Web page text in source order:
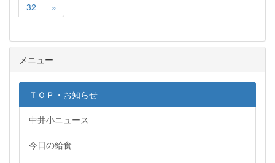
32
»
メニュー
ＴＯＰ・お知らせ
中井小ニュース
今日の給食